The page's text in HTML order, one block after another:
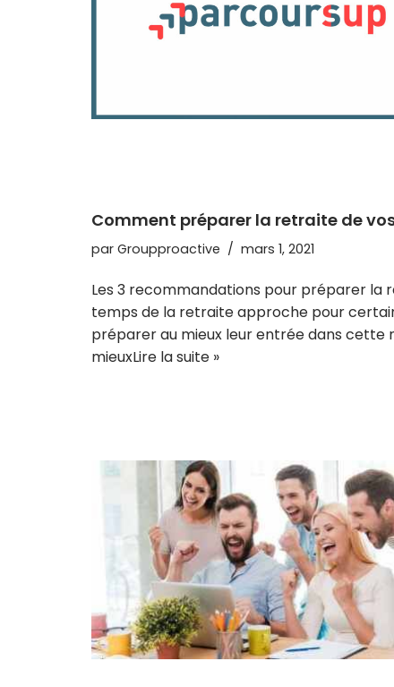
Comment préparer la retraite de
par Groupproactive mars 1, 2021
Les 3 recommandations pour préparer la
temps de la retraite approche pour
préparer au mieux leur entrée dans cette
mieuxLire la suite »